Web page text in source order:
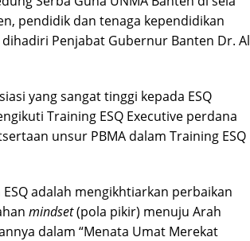
pendidik dan tenaga kependidikan
dihadiri Penjabat Gubernur Banten Dr. Al
yang sangat tinggi kepada ESQ
Training ESQ Executive perdana
unsur PBMA dalam Training ESQ
adalah mengikhtiarkan perbaikan
mindset(pola pikir) menuju Arah
dalam “Menata Umat Merekat